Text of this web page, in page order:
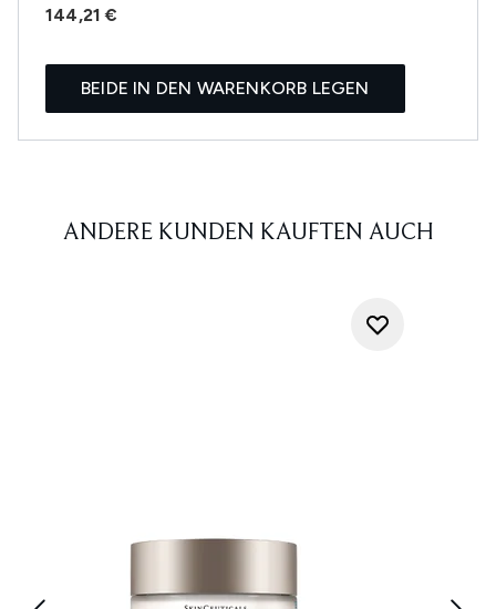
144,21 €
BEIDE IN DEN WARENKORB LEGEN
ANDERE KUNDEN KAUFTEN AUCH